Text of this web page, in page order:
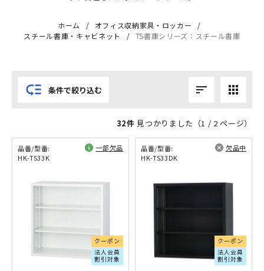
ホーム
オフィス収納家具・ロッカー
スチール書庫・キャビネット
TS書庫シリーズ：スチール書庫
low_priority 条件で絞り込む sort apps
32件 見つかりました（1 / 2 ページ）
品番/型番:
HK-TS33K
一部欠品
クーポン
法人会員
割引対象
品番/型番:
HK-TS33DK
欠品中
クーポン
法人会員
割引対象